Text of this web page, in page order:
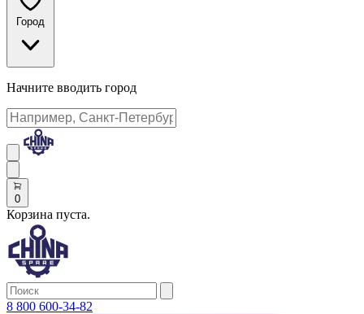
Город
Начните вводить город
0
Корзина пуста.
8 800 600-34-82